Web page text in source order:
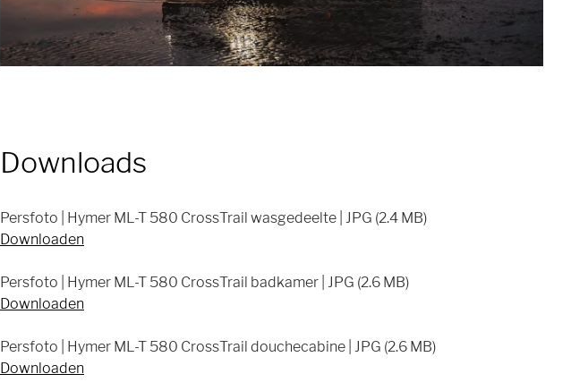
Downloads
Persfoto | Hymer ML-T 580 CrossTrail wasgedeelte | JPG (2.4 MB)
Downloaden
Persfoto | Hymer ML-T 580 CrossTrail badkamer | JPG (2.6 MB)
Downloaden
Persfoto | Hymer ML-T 580 CrossTrail douchecabine | JPG (2.6 MB)
Downloaden